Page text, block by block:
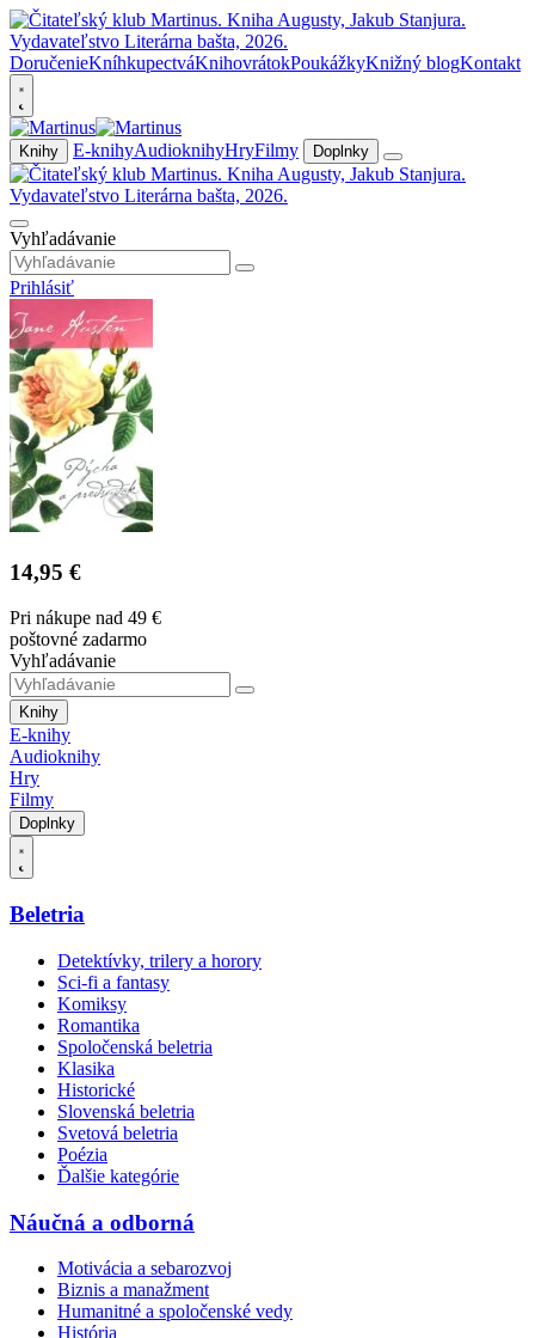
DoručenieKníhkupectváKnihovrátokPoukážkyKnižný blogKontakt
Knihy E-knihyAudioknihyHryFilmy Doplnky
Vyhľadávanie
Prihlásiť
14,95 €
Pri nákupe nad 49 €
poštovné zadarmo
Vyhľadávanie
Knihy
E-knihy
Audioknihy
Hry
Filmy
Doplnky
Beletria
Detektívky, trilery a horory
Sci-fi a fantasy
Komiksy
Romantika
Spoločenská beletria
Klasika
Historické
Slovenská beletria
Svetová beletria
Poézia
Ďalšie kategórie
Náučná a odborná
Motivácia a sebarozvoj
Biznis a manažment
Humanitné a spoločenské vedy
História